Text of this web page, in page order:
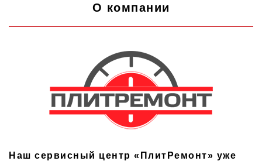
О компании
Наш сервисный центр «ПлитРемонт» уже